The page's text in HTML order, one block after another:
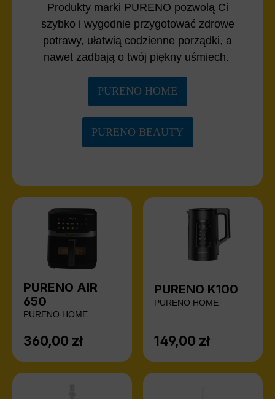
Produkty marki PURENO pozwolą Ci
szybko i wygodnie przygotować zdrowe
potrawy, ułatwią codzienne porządki, a
nawet zadbają o twój piękny uśmiech.
PURENO HOME
PURENO BEAUTY
PURENO AIR
650
PURENO HOME
Cena regularna:
360,00 zł
PURENO K100
PURENO HOME
Cena regularna:
149,00 zł